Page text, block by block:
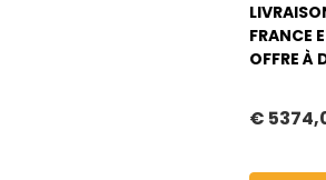
FRANCE
OFFRE À
€